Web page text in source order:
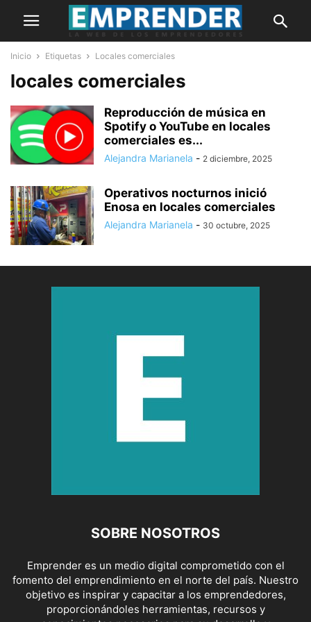
Inicio Etiquetas Locales comerciales
locales comerciales
Reproducción de música en
Spotify o YouTube en locales
comerciales es...
Alejandra Marianela - 2 diciembre, 2025
Operativos nocturnos inició
Enosa en locales comerciales
Alejandra Marianela - 30 octubre, 2025
SOBRE NOSOTROS
Emprender es un medio digital comprometido con el
fomento del emprendimiento en el norte del país. Nuestro
objetivo es inspirar y capacitar a los emprendedores,
proporcionándoles herramientas, recursos y